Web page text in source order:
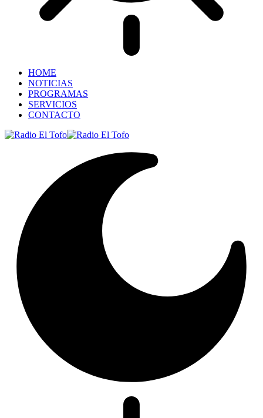
HOME
NOTICIAS
PROGRAMAS
SERVICIOS
CONTACTO